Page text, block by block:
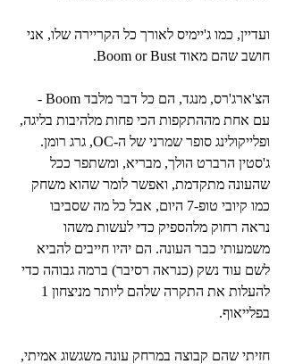
ועדיין, כמו ג'יימיס לאורך כל הקריירה שלו, אני
חושב שהם מאוד Boom or Bust.
הצ'ארג'רס, מנגד, הם כל דבר מלבד Boom -
עם אחת מההתקפות הכי פחות מלהיבות בליגה,
ופלייקולינג סופר שמרני של ה-OC, גרג רומן.
ג'סטין הרברט הולך, מבריא, ומשתפר ככל
שהעונה מתקדמת, ואפשר לומר שהוא משחק
כמו קיובי טופ-7 היום, אבל כל מה שסביבו
נראה רחוק מלהספיק כדי לעשות משהו
משמעותי כבר העונה. הם יהיו חייבים להביא
לשם עוד נשק (כנראה רסיבר) ברמה גבוהה כדי
בפלייאוף.
חזיתי שהם קבוצה במרחק עונה משגשוג אמיתי,